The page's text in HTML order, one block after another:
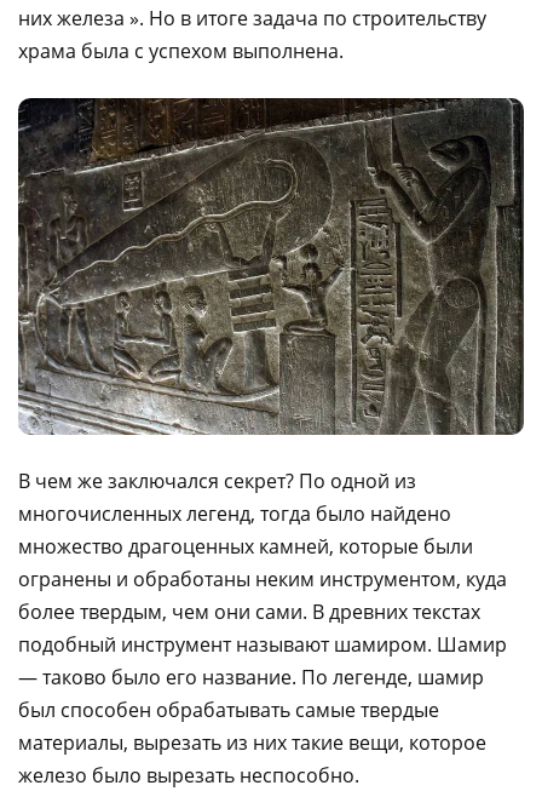
них железа ». Но в итоге задача по строительству
храма была с успехом выполнена.
В чем же заключался секрет? По одной из
многочисленных легенд, тогда было найдено
множество драгоценных камней, которые были
огранены и обработаны неким инструментом, куда
более твердым, чем они сами. В древних текстах
подобный инструмент называют шамиром. Шамир
— таково было его название. По легенде, шамир
был способен обрабатывать самые твердые
материалы, вырезать из них такие вещи, которое
железо было вырезать неспособно.